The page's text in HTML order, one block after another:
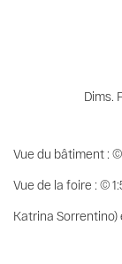
Dims.
Vue du bâtiment :
Vue de la foire : ©
Katrina Sorrentino)